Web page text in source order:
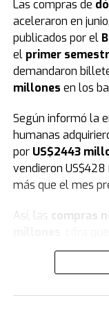
En este sentido,
en los próximos
de fiesta e ilusión.
y contención
las ciudades en
oficialmente el
Por otra parte,
diferentes barrios,
Las compras de
aceleraron en
publicados por el
el primer
demandaron
millones en los
Según informó la
humanas
por US$2443
vendieron
más que el mes
Así, las compras
respecto al nivel
En cuanto a la
el mercado de